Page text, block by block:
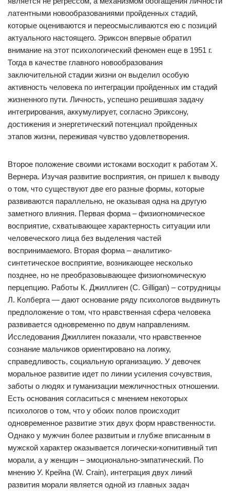
латентными новообразованиями пройденных стадий,
которые оцениваются и переосмысливаются ею с позиций
актуального настоящего. Эриксон впервые обратил
внимание на этот психологический феномен еще в 1951 г.
Тогда в качестве главного новообразования
заключительной стадии жизни он выделил особую
активность человека по интеграции пройденных им стадий
жизненного пути. Личность, успешно решившая задачу
интегрирования, аккумулирует, согласно Эриксону,
достижения и энергетический потенциал пройденных
этапов жизни, переживая чувство удовлетворения.
Второе положение своими истоками восходит к работам X.
Вернера. Изучая развитие восприятия, он пришел к выводу
о том, что существуют две его разные формы, которые
развиваются параллельно, не оказывая одна на другую
заметного влияния. Первая форма – физиогномическое
восприятие, схватывающее характерность ситуации или
человеческого лица без выделения частей
воспринимаемого. Вторая форма – аналитико-
синтетическое восприятие, возникающее несколько
позднее, но не преобразовывающее физиогномическую
перцепцию. Работы К. Джиллиген (С. Gilligan) – сотрудницы
Л. Колберга — дают основание ряду психологов выдвинуть
предположение о том, что нравственная сфера человека
развивается одновременно по двум направлениям.
Исследования Джиллиген показали, что нравственное
сознание мальчиков ориентировано на логику,
справедливость, социальную организацию. У девочек
моральное развитие идет по линии усиления сочувствия,
заботы о людях и гуманизации межличностных отношении.
Есть основания согласиться с мнением некоторых
психологов о том, что у обоих полов происходит
одновременное развитие этих двух форм нравственности.
Однако у мужчин более развитым и глубже вписанным в
мужской характер оказывается логически-когнитивный тип
морали, а у женщин – эмоционально-эмпатический. По
мнению У. Крейна (W. Crain), интеграция двух линий
развития морали является одной из главных задач